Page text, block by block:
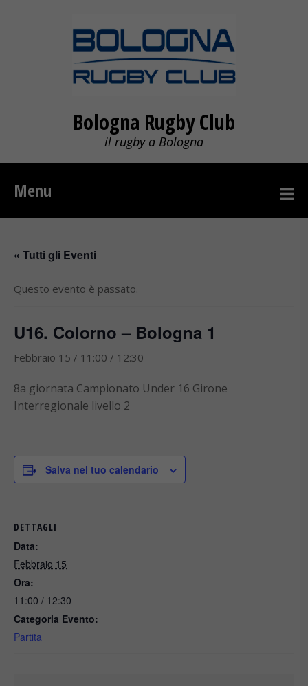
Bologna Rugby Club
il rugby a Bologna
Menu
« Tutti gli Eventi
Questo evento è passato.
U16. Colorno – Bologna 1
Febbraio 15 / 11:00 / 12:30
8a giornata Campionato Under 16 Girone
Interregionale livello 2
Salva nel tuo calendario
DETTAGLI
Data:
Febbraio 15
Ora:
11:00 / 12:30
Categoria Evento:
Partita